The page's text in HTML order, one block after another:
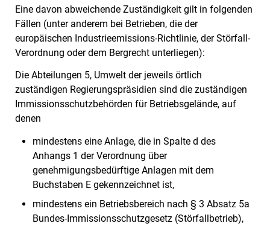
Eine davon abweichende Zuständigkeit gilt in folgenden
Fällen (unter anderem bei Betrieben, die der
europäischen Industrieemissions-Richtlinie, der Störfall-
Verordnung oder dem Bergrecht unterliegen):
Die Abteilungen 5, Umwelt der jeweils örtlich
zuständigen Regierungspräsidien sind die zuständigen
Immissionsschutzbehörden für Betriebsgelände, auf
denen
mindestens eine Anlage, die in Spalte d des
Anhangs 1 der Verordnung über
genehmigungsbedürftige Anlagen mit dem
Buchstaben E gekennzeichnet ist,
mindestens ein Betriebsbereich nach § 3 Absatz 5a
Bundes-Immissionsschutzgesetz (Störfallbetrieb),